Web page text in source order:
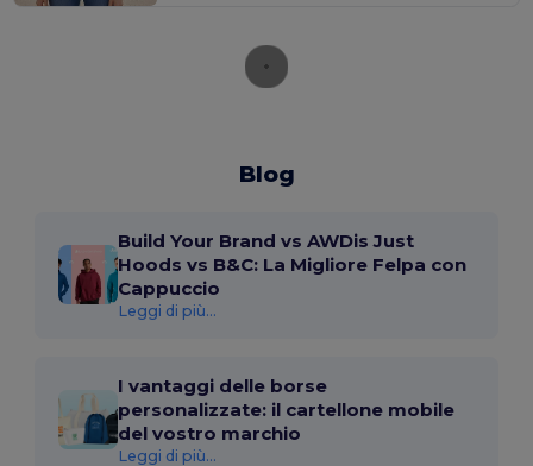
Blog
Build Your Brand vs AWDis Just
Hoods vs B&C: La Migliore Felpa con
Cappuccio
Leggi di più...
I vantaggi delle borse
personalizzate: il cartellone mobile
del vostro marchio
Leggi di più...